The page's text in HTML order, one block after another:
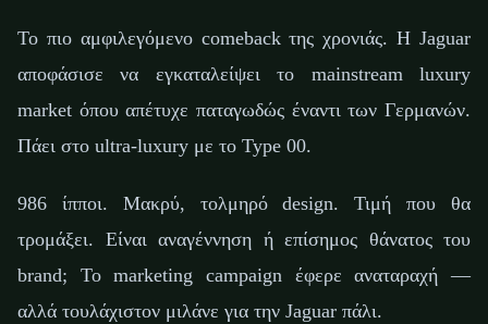
Το πιο αμφιλεγόμενο comeback της χρονιάς. Η Jaguar
αποφάσισε να εγκαταλείψει το mainstream luxury
market όπου απέτυχε παταγωδώς έναντι των Γερμανών.
Πάει στο ultra-luxury με το Type 00.
986 ίπποι. Μακρύ, τολμηρό design. Τιμή που θα
τρομάξει. Είναι αναγέννηση ή επίσημος θάνατος του
brand; Το marketing campaign έφερε αναταραχή —
αλλά τουλάχιστον μιλάνε για την Jaguar πάλι.